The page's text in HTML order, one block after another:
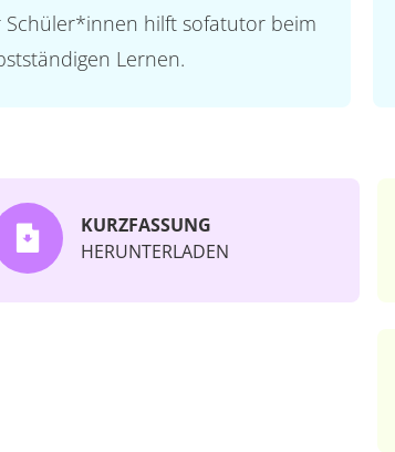
Schüler*innen hilft sofatutor beim
Lernen.
KURZFASSUNG
HERUNTERLADEN